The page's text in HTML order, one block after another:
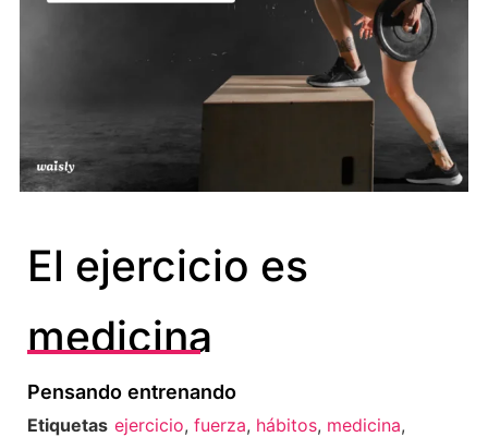
El ejercicio es
medicina
Pensando entrenando
Etiquetas ejercicio, fuerza, hábitos, medicina,